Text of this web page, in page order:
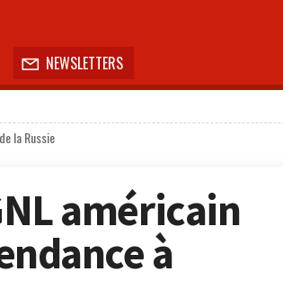
 NEWSLETTERS
la Russie
américain
à